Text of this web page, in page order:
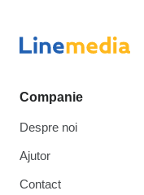
Companie
Despre noi
Ajutor
Contact